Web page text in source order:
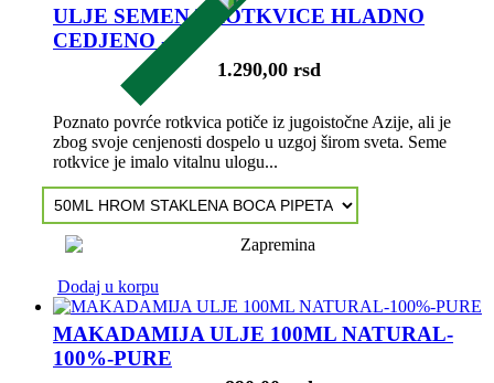
ULJE SEMENA ROTKVICE HLADNO
CEDJENO -...
1.290,00 rsd
Poznato povrće rotkvica potiče iz jugoistočne Azije, ali je
zbog svoje cenjenosti dospelo u uzgoj širom sveta. Seme
rotkvice je imalo vitalnu ulogu...
Dodaj u korpu
MAKADAMIJA ULJE 100ML NATURAL-
100%-PURE